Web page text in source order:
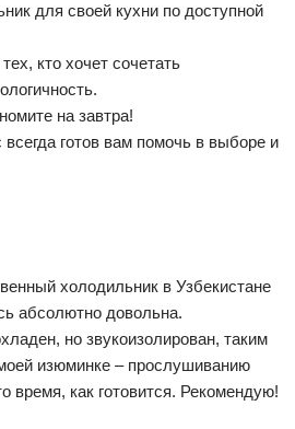
для своей кухни по доступной
кто хочет сочетать
на завтра!
готов вам помочь в выборе и
холодильник в Узбекистане
абсолютно довольна.
но звукоизолирован, таким
изюминке – прослушиванию
время, как готовится. Рекомендую!